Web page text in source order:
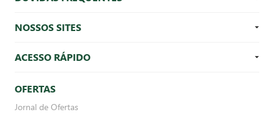
NOSSOS SITES
ACESSO RÁPIDO
OFERTAS
Jornal de Ofertas